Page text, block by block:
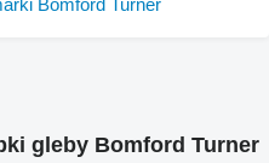
Bomford Turner
gleby Bomford Turner